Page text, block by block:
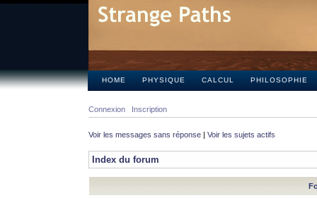
HOME PHYSIQUE CALCUL PHILOSOPHIE
Connexion Inscription
Voir les messages sans réponse | Voir les sujets actifs
Index du forum